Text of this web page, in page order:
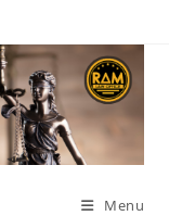
Menu